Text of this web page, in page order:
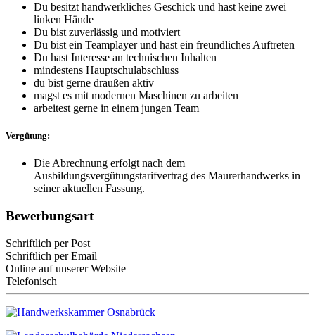
Du besitzt handwerkliches Geschick und hast keine zwei
linken Hände
Du bist zuverlässig und motiviert
Du bist ein Teamplayer und hast ein freundliches Auftreten
Du hast Interesse an technischen Inhalten
mindestens Hauptschulabschluss
du bist gerne draußen aktiv
magst es mit modernen Maschinen zu arbeiten
arbeitest gerne in einem jungen Team
Vergütung:
Die Abrechnung erfolgt nach dem
Ausbildungsvergütungstarifvertrag des Maurerhandwerks in
seiner aktuellen Fassung.
Bewerbungsart
Schriftlich per Post
Schriftlich per Email
Online auf unserer Website
Telefonisch